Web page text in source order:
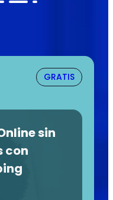
GRATIS
sin
con